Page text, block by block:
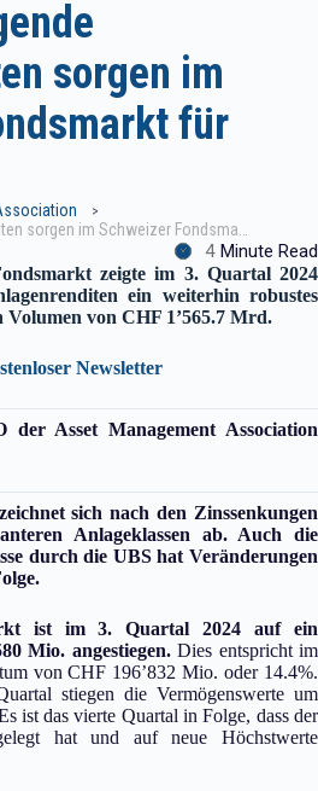
sorgen im
für
AMAS : Steigende Anlagerenditen sorgen im Schweizer Fondsmarkt für Wachstum
4 Minute Read
zeigte im 3. Quartal 2024
ein weiterhin robustes
Volumen von CHF 1’565.7 Mrd.
Newsletter
der Asset Management Association
sich nach den Zinssenkungen
Anlageklassen ab. Auch die
durch die UBS hat Veränderungen
ist im 3. Quartal 2024 auf ein
Mio. angestiegen.Dies entspricht im
von CHF 196’832 Mio. oder 14.4%.
stiegen die Vermögenswerte um
ist das vierte Quartal in Folge, dass der
hat und auf neue Höchstwerte